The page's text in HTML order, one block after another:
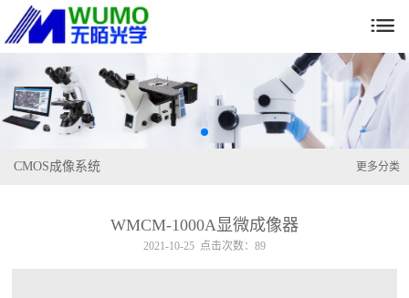

更多分类
CMOS成像系统
WMCM-1000A显微成像器
2021-10-25 点击次数：89